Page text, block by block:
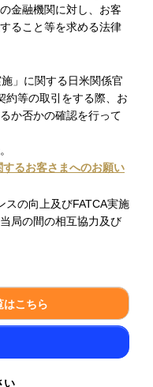
金融機関に対し、お客
ること等を求める法律
」に関する日米関係官
約等の取引をする際、お
か否かの確認を行って
するお客さまへのお願い
スの向上及びFATCA実施
局の間の相互協力及び
はこちら
い